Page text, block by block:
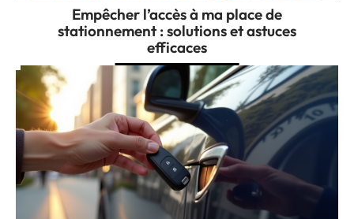
Empêcher l’accès à ma place de
stationnement : solutions et astuces
efficaces